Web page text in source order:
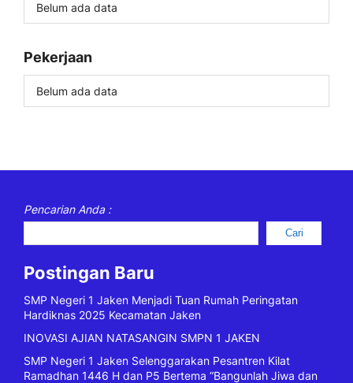
Belum ada data
Pekerjaan
Belum ada data
Pencarian Anda :
Cari
Postingan Baru
SMP Negeri 1 Jaken Menjadi Tuan Rumah Peringatan
Hardiknas 2025 Kecamatan Jaken
INOVASI AJIAN NATASANGIN SMPN 1 JAKEN
SMP Negeri 1 Jaken Selenggarakan Pesantren Kilat
Ramadhan 1446 H dan P5 Bertema “Bangunlah Jiwa dan